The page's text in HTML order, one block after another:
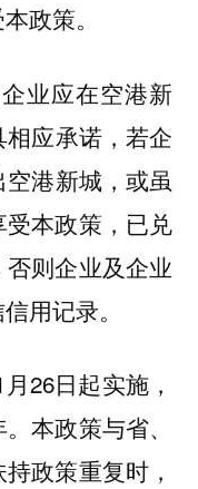
政策。
业应在空港新
应承诺，若企
港新城，或虽
本政策，已兑
则企业及企业
用记录。
26日起实施，
本政策与省、
政策重复时，